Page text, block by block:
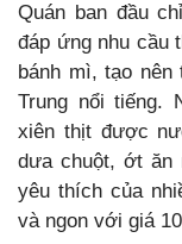
Quán ban đầu
đáp ứng nhu cầu
bánh mì, tạo
Trung nổi tiếng.
xiên thịt được
dưa chuột, ớt ăn
yêu thích của
và ngon với giá